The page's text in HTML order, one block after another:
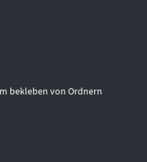
bekleben von Ordnern